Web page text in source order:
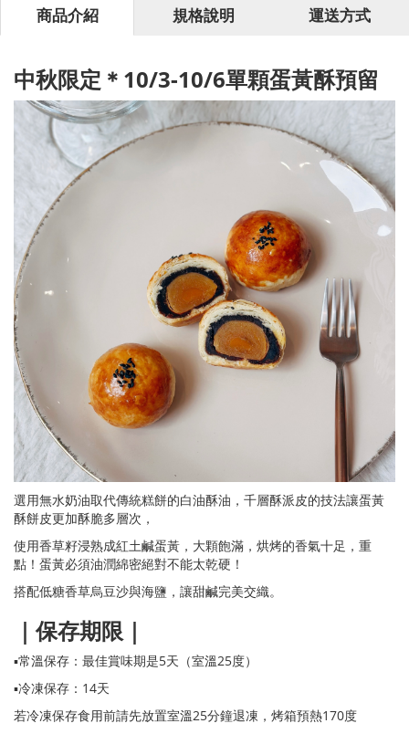
商品介紹 規格說明 運送方式
中秋限定＊10/3-10/6單顆蛋黃酥預留
選用無水奶油取代傳統糕餅的白油酥油，千層酥派皮的技法讓蛋黃
酥餅皮更加酥脆多層次，
使用香草籽浸熟成紅土鹹蛋黃，大顆飽滿，烘烤的香氣十足，重
點！蛋黃必須油潤綿密絕對不能太乾硬！
搭配低糖香草烏豆沙與海鹽，讓甜鹹完美交織。
｜保存期限｜
▪️常溫保存：最佳賞味期是5天（室溫25度）
▪️冷凍保存：14天
若冷凍保存食用前請先放置室溫25分鐘退凍，烤箱預熱170度